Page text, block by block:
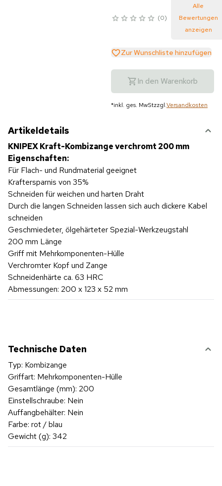
0
Alle
Bewertungen
anzeigen
Zur Wunschliste hinzufügen
In den Warenkorb
*inkl. ges. MwStzzgl.Versandkosten
Artikeldetails
KNIPEX Kraft-Kombizange verchromt 200 mm
Eigenschaften:
Für Flach- und Rundmaterial geeignet
Kraftersparnis von 35%
Schneiden für weichen und harten Draht
Durch die langen Schneiden lassen sich auch dickere Kabel
schneiden
Geschmiedeter, ölgehärteter Spezial-Werkzeugstahl
200 mm Länge
Griff mit Mehrkomponenten-Hülle
Verchromter Kopf und Zange
Schneidenhärte ca. 63 HRC
Abmessungen: 200 x 123 x 52 mm
Technische Daten
Typ: Kombizange
Griffart: Mehrkomponenten-Hülle
Gesamtlänge (mm): 200
Einstellschraube: Nein
Auffangbehälter: Nein
Farbe: rot / blau
Gewicht (g): 342